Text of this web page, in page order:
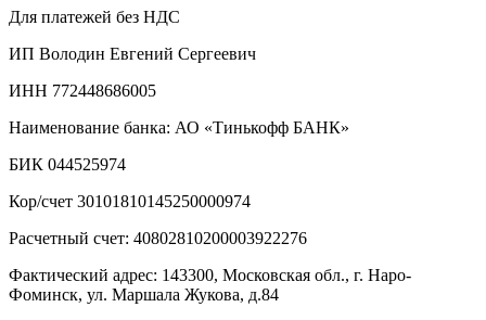
Для платежей без НДС
ИП Володин Евгений Сергеевич
ИНН 772448686005
Наименование банка: АО «Тинькофф БАНК»
БИК 044525974
Кор/счет 30101810145250000974
Расчетный счет: 40802810200003922276
Фактический адрес: 143300, Московская обл., г. Наро-
Фоминск, ул. Маршала Жукова, д.84